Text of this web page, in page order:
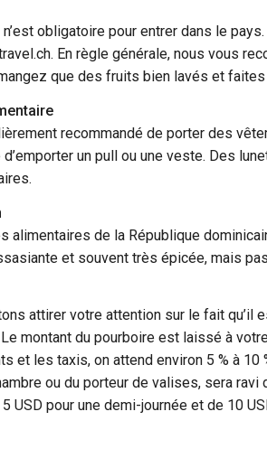
l’eau
n’est obligatoire pour entrer dans le
En règle générale, nous vous
que des fruits bien lavés et
recommandé de porter des
d’emporter un pull ou une veste. Des
alimentaires de la République
et souvent très épicée, mais
attirer votre attention sur le fait
montant du pourboire est laissé à
et les taxis, on attend environ 5 % à
ou du porteur de valises, sera
USD pour une demi-journée et de 10